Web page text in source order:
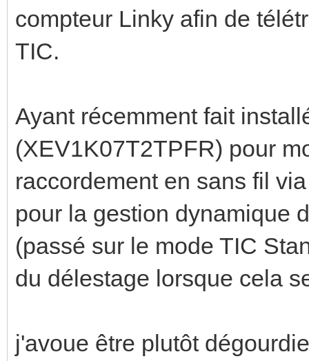
compteur Linky afin de
TIC.
Ayant récemment fait
(XEV1K07T2TPFR) pour
raccordement en sans fil
pour la gestion dynamique
(passé sur le mode TIC
du délestage lorsque cela
j'avoue être plutôt